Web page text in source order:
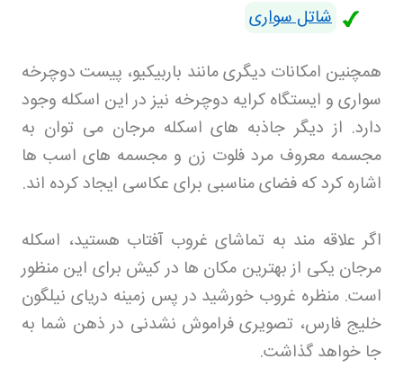
شاتل سواری
همچنین امکانات دیگری مانند باربیکیو، پیست دوچرخه
سواری و ایستگاه کرایه دوچرخه نیز در این اسکله وجود
دارد. از دیگر جاذبه های اسکله مرجان می توان به
مجسمه معروف مرد فلوت زن و مجسمه های اسب ها
اشاره کرد که فضای مناسبی برای عکاسی ایجاد کرده اند.
اگر علاقه مند به تماشای غروب آفتاب هستید، اسکله
مرجان یکی از بهترین مکان ها در کیش برای این منظور
است. منظره غروب خورشید در پس زمینه دریای نیلگون
خلیج فارس، تصویری فراموش نشدنی در ذهن شما به
جا خواهد گذاشت.